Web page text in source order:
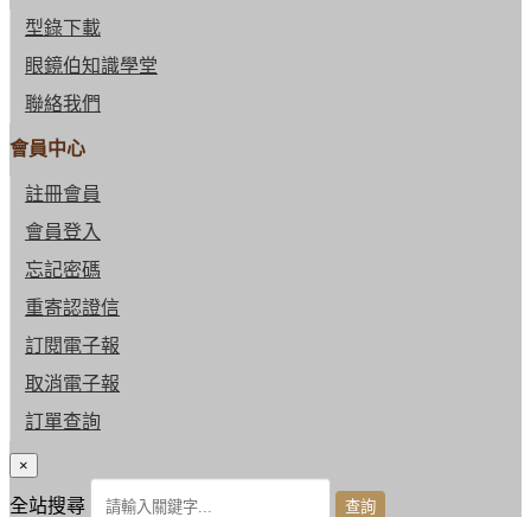
型錄下載
眼鏡伯知識學堂
聯絡我們
會員中心
註冊會員
會員登入
忘記密碼
重寄認證信
訂閱電子報
取消電子報
訂單查詢
×
全站搜尋